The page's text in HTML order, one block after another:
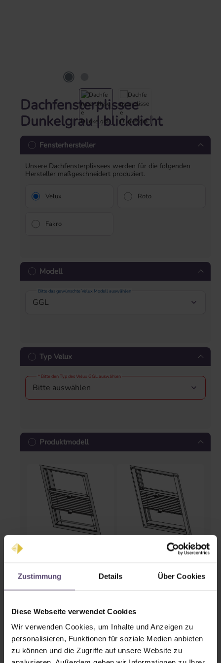
Zustimmung Details Über Cookies
Diese Webseite verwendet Cookies
Wir verwenden Cookies, um Inhalte und Anzeigen zu
personalisieren, Funktionen für soziale Medien anbieten
zu können und die Zugriffe auf unsere Website zu
Dachfensterplissee
Dunkelgrau | blickdicht
Fensterhersteller
Unsere Dachfensterplissees werden für die folgenden
Hersteller maßgeschneidert produziert.
Velux Roto
Fakro
Modell
Bitte das gewünschte Velux Modell auswählen
Typ Velux
* Bitte den Typ des Velux GGL auswählen
Produktmodell
Schienenfarben